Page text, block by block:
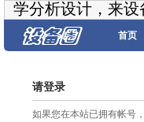
学分析设计，来
首页
请登录
如果您在本站已拥有帐号